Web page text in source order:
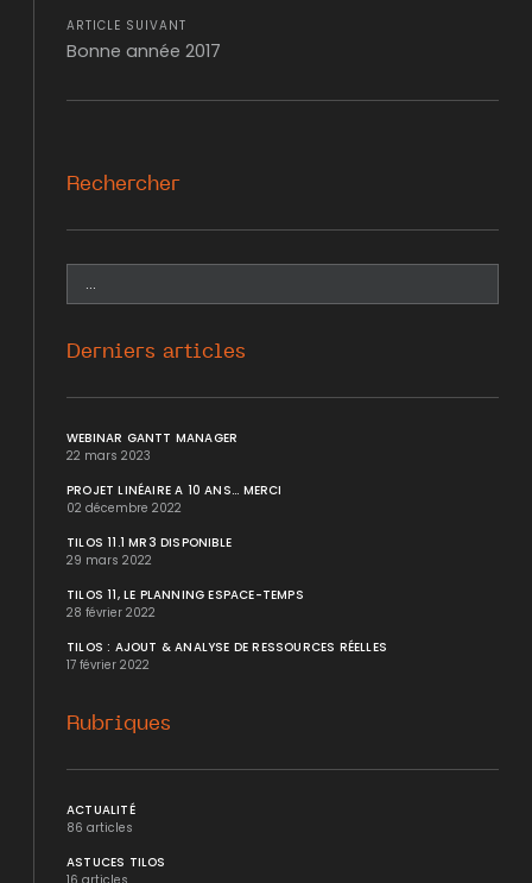
ARTICLE SUIVANT
Bonne année 2017
Rechercher
Derniers articles
WEBINAR GANTT MANAGER
22 mars 2023
PROJET LINÉAIRE A 10 ANS... MERCI
02 décembre 2022
TILOS 11.1 MR3 DISPONIBLE
29 mars 2022
TILOS 11, LE PLANNING ESPACE-TEMPS
28 février 2022
TILOS : AJOUT & ANALYSE DE RESSOURCES RÉELLES
17 février 2022
Rubriques
ACTUALITÉ
86 articles
ASTUCES TILOS